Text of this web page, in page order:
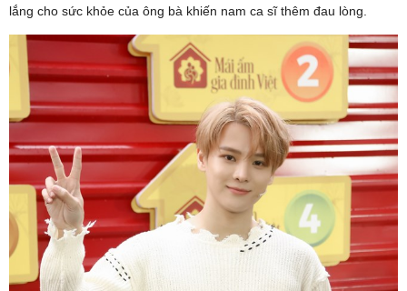
lắng cho sức khỏe của ông bà khiến nam ca sĩ thêm đau lòng.